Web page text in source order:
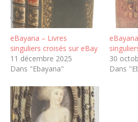
eBayana – Livres
singuliers croisés sur eBay
11 décembre 2025
Dans "Ebayana"
30
Dans